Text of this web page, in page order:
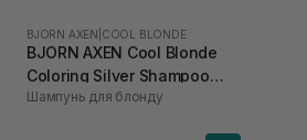
BJORN AXEN COOL BLONDE
BJORN AXEN Cool Blonde
Coloring Silver Shampoo
250 мл
Шампунь для блонду